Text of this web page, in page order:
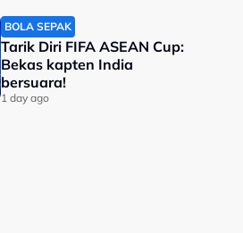
BOLA SEPAK
Tarik Diri FIFA ASEAN Cup:
Bekas kapten India
bersuara!
1 day ago